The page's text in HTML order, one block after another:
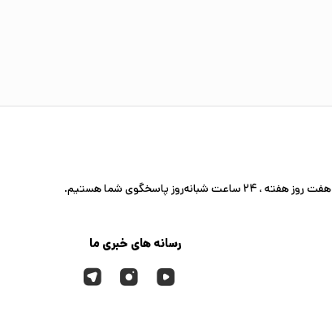
هفت روز هفته ، 24 ساعت شبانه‌روز پاسخگوی شما هستیم.
رسانه های خبری ما